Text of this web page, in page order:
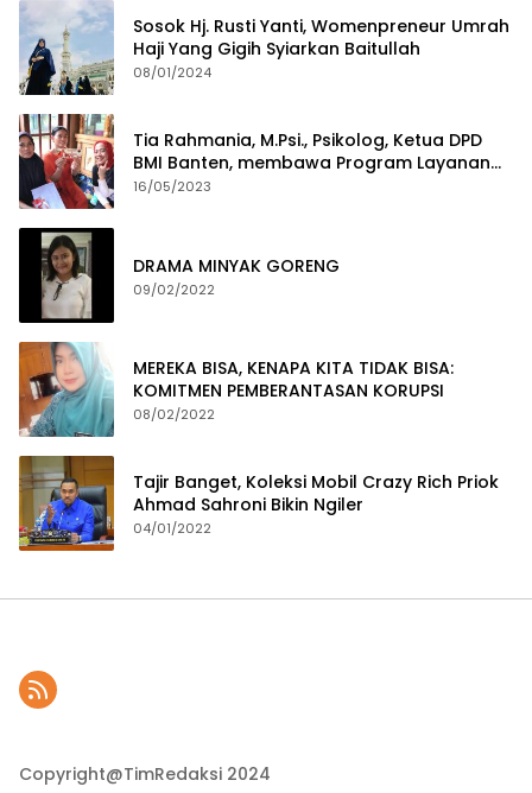
Sosok Hj. Rusti Yanti, Womenpreneur Umrah
Haji Yang Gigih Syiarkan Baitullah
08/01/2024
Tia Rahmania, M.Psi., Psikolog, Ketua DPD
BMI Banten, membawa Program Layanan
Pembuatan Dokumen Kependudukan
16/05/2023
DRAMA MINYAK GORENG
09/02/2022
MEREKA BISA, KENAPA KITA TIDAK BISA:
KOMITMEN PEMBERANTASAN KORUPSI
08/02/2022
Tajir Banget, Koleksi Mobil Crazy Rich Priok
Ahmad Sahroni Bikin Ngiler
04/01/2022
Copyright@TimRedaksi 2024